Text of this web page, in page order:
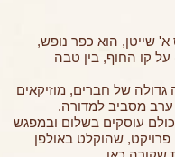
שייטן, הוא כפר נופש,
משני הראשונים שהוקמו (ב-1989) על קו החוף, בין טבה
גדולה של חברים, מוזיקאים
ערב מסביב למדורה.
עוסקים בשלום ובמפגש
פרויקט, שהוקלט באולפן